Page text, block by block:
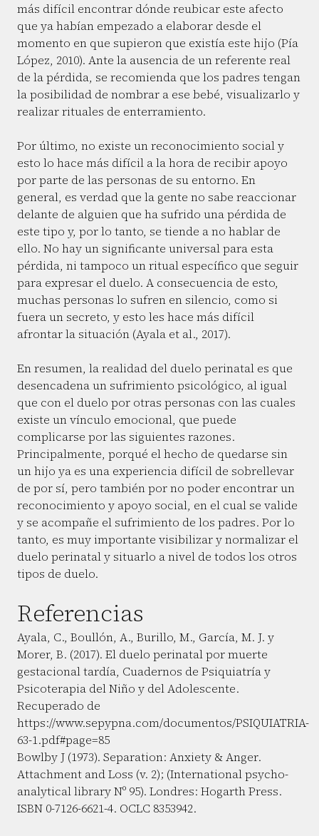
más difícil encontrar dónde reubicar este afecto
que ya habían empezado a elaborar desde el
momento en que supieron que existía este hijo (Pía
López, 2010). Ante la ausencia de un referente real
de la pérdida, se recomienda que los padres tengan
la posibilidad de nombrar a ese bebé, visualizarlo y
realizar rituales de enterramiento.
Por último, no existe un reconocimiento social y
esto lo hace más difícil a la hora de recibir apoyo
por parte de las personas de su entorno. En
general, es verdad que la gente no sabe reaccionar
delante de alguien que ha sufrido una pérdida de
este tipo y, por lo tanto, se tiende a no hablar de
ello. No hay un significante universal para esta
pérdida, ni tampoco un ritual específico que seguir
para expresar el duelo. A consecuencia de esto,
muchas personas lo sufren en silencio, como si
fuera un secreto, y esto les hace más difícil
afrontar la situación (Ayala et al., 2017).
En resumen, la realidad del duelo perinatal es que
desencadena un sufrimiento psicológico, al igual
que con el duelo por otras personas con las cuales
existe un vínculo emocional, que puede
complicarse por las siguientes razones.
Principalmente, porqué el hecho de quedarse sin
un hijo ya es una experiencia difícil de sobrellevar
de por sí, pero también por no poder encontrar un
reconocimiento y apoyo social, en el cual se valide
y se acompañe el sufrimiento de los padres. Por lo
tanto, es muy importante visibilizar y normalizar el
duelo perinatal y situarlo a nivel de todos los otros
tipos de duelo.
Referencias
Ayala, C., Boullón, A., Burillo, M., García, M. J. y
Morer, B. (2017). El duelo perinatal por muerte
gestacional tardía, Cuadernos de Psiquiatría y
Psicoterapia del Niño y del Adolescente.
Recuperado de
https://www.sepypna.com/documentos/PSIQUIATRIA-
63-1.pdf#page=85
Bowlby J (1973). Separation: Anxiety & Anger.
Attachment and Loss (v. 2); (International psycho-
analytical library Nº 95). Londres: Hogarth Press.
ISBN 0-7126-6621-4. OCLC 8353942.